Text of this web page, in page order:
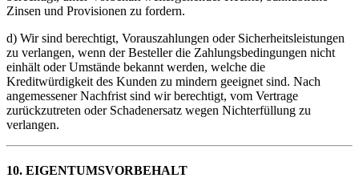
Zinsen und Provisionen zu fordern.
d) Wir sind berechtigt, Vorauszahlungen oder Sicherheitsleistungen
zu verlangen, wenn der Besteller die Zahlungsbedingungen nicht
einhält oder Umstände bekannt werden, welche die
Kreditwürdigkeit des Kunden zu mindern geeignet sind. Nach
angemessener Nachfrist sind wir berechtigt, vom Vertrage
zurückzutreten oder Schadenersatz wegen Nichterfüllung zu
verlangen.
10. EIGENTUMSVORBEHALT